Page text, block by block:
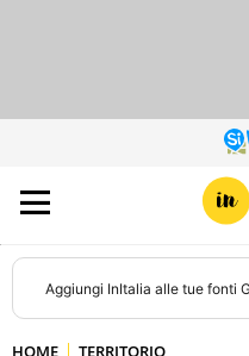
Aggiungi InItalia alle tue fonti
HOME TERRITORIO